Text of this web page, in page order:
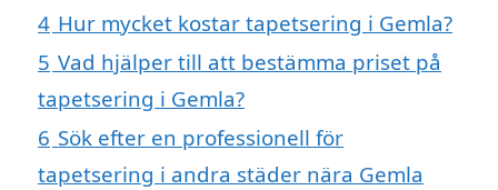
4 Hur mycket kostar tapetsering i Gemla?
5 Vad hjälper till att bestämma priset på
tapetsering i Gemla?
6 Sök efter en professionell för
tapetsering i andra städer nära Gemla